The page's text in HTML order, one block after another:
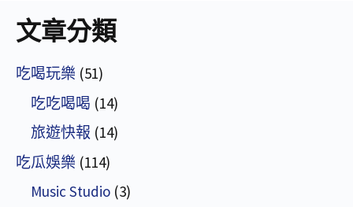
文章分類
吃喝玩樂 (51)
吃吃喝喝 (14)
旅遊快報 (14)
吃瓜娛樂 (114)
Music Studio (3)